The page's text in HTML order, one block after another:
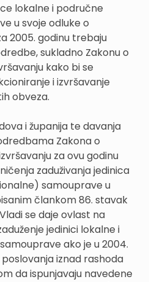
lokalne i područne
u svoje odluke o
2005. godinu trebaju
sukladno Zakonu o
kako bi se
i izvršavanje
obveza.
i županija te davanja
Zakona o
za ovu godinu
zaduživanja jedinica
samouprave u
člankom 86. stavak
se daje ovlast na
jedinici lokalne i
ako je u 2004.
iznad rashoda
da ispunjavaju navedene